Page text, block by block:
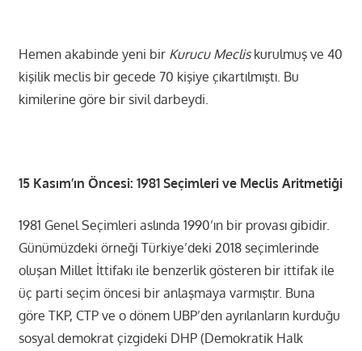
Hemen akabinde yeni bir Kurucu Mecliskurulmuş ve 40
kişilik meclis bir gecede 70 kişiye çıkartılmıştı. Bu
kimilerine göre bir sivil darbeydi.
15 Kasım’ın Öncesi: 1981 Seçimleri ve Meclis Aritmetiği
1981 Genel Seçimleri aslında 1990’ın bir provası gibidir.
Günümüzdeki örneği Türkiye’deki 2018 seçimlerinde
oluşan Millet İttifakı ile benzerlik gösteren bir ittifak ile
üç parti seçim öncesi bir anlaşmaya varmıştır. Buna
göre TKP, CTP ve o dönem UBP’den ayrılanların kurduğu
sosyal demokrat çizgideki DHP (Demokratik Halk